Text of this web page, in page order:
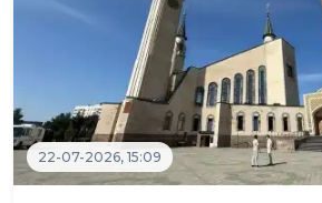
22-07-2026, 15:09